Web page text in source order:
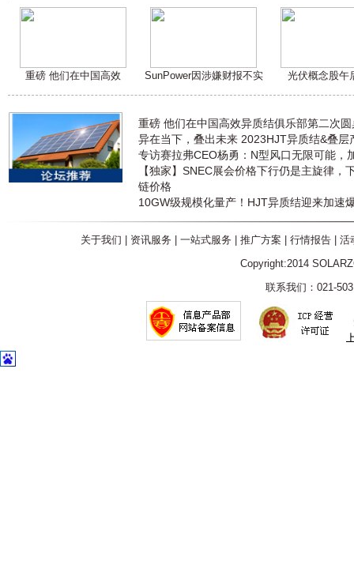
重磅 他们在中国高效 SunPower因涉嫌财报不实 光伏概念股午
重磅 他们在中国高效异质结俱乐部第二次
异在当下，叠出未来 2023HJT异质结&叠层
专访赛拉弗CEO杨勇：N型风口无限可能，
【独家】SNEC展会价格下行仍是主旋律，
链价格
10GW级规模化量产！HJT异质结迎来加速
关于我们 资讯服务 一站式服务 推广方案 行情报告| 活
Copyright:2014
联系我们：021-